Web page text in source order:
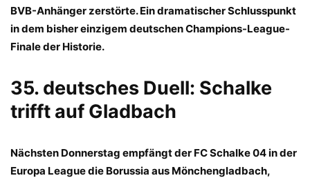
BVB-Anhänger zerstörte. Ein dramatischer Schlusspunkt
in dem bisher einzigem deutschen Champions-League-
Finale der Historie.
35. deutsches Duell: Schalke
trifft auf Gladbach
Nächsten Donnerstag empfängt der FC Schalke 04 in der
Europa League die Borussia aus Mönchengladbach,